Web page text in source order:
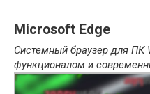
Microsoft Edge
Системный браузер для ПК
функционалом и